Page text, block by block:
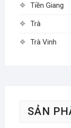
Tiền Giang
Trà
Trà Vinh
SẢN